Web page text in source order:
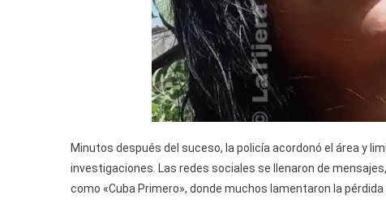
Minutos después del suceso, la policía acordonó el área y
investigaciones. Las redes sociales se llenaron de
como «Cuba Primero», donde muchos lamentaron la